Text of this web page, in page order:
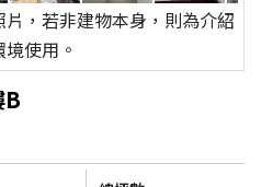
，若非建物本身，則為介紹
使用。